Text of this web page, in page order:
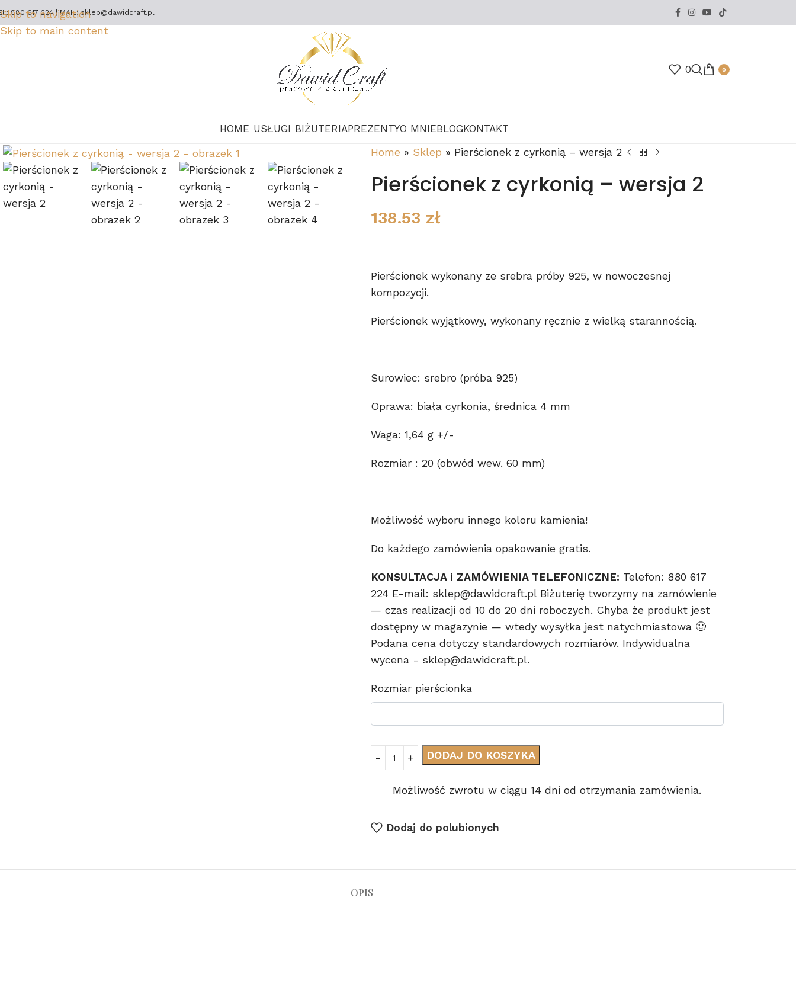
Skip to navigation
Skip to main content
880 617 224 | MAIL: sklep@dawidcraft.pl
0 0
HOME USŁUGI BIŻUTERIAPREZENTYO MNIEBLOGKONTAKT
Home » Sklep » Pierścionek z cyrkonią – wersja 2
Pierścionek z cyrkonią – wersja 2
138.53 zł
Pierścionek wykonany ze srebra próby 925, w nowoczesnej
kompozycji.
Pierścionek wyjątkowy, wykonany ręcznie z wielką starannością.
Surowiec: srebro (próba 925)
Oprawa: biała cyrkonia, średnica 4 mm
Waga: 1,64 g +/-
Rozmiar : 20 (obwód wew. 60 mm)
Możliwość wyboru innego koloru kamienia!
Do każdego zamówienia opakowanie gratis.
KONSULTACJA i ZAMÓWIENIA TELEFONICZNE: Telefon: 880 617
224 E-mail: sklep@dawidcraft.pl Biżuterię tworzymy na zamówienie
— czas realizacji od 10 do 20 dni roboczych. Chyba że produkt jest
dostępny w magazynie — wtedy wysyłka jest natychmiastowa 🙂
Podana cena dotyczy standardowych rozmiarów. Indywidualna
wycena - sklep@dawidcraft.pl.
Rozmiar pierścionka
DODAJ DO KOSZYKA
Możliwość zwrotu w ciągu 14 dni od otrzymania zamówienia.
Dodaj do polubionych
OPIS